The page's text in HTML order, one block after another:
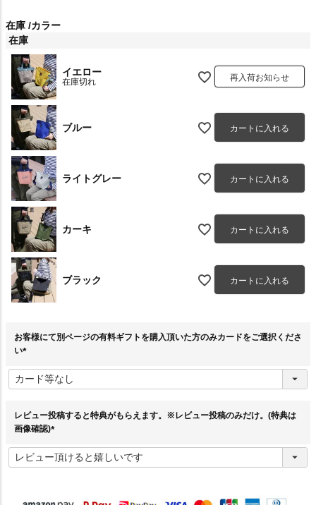
在庫 カラー
在庫
イエロー
在庫切れ 再入荷お知らせ
ブルー カートに入れる
ライトグレー カートに入れる
カーキ カートに入れる
ブラック カートに入れる
お客様にて別ページの有料ギフトを購入頂いた方のみカードをご選択くださ
い
必
須
レビュー投稿すると特典がもらえます。※レビュー投稿のみだけ。(特典は
画像確認)
必
須